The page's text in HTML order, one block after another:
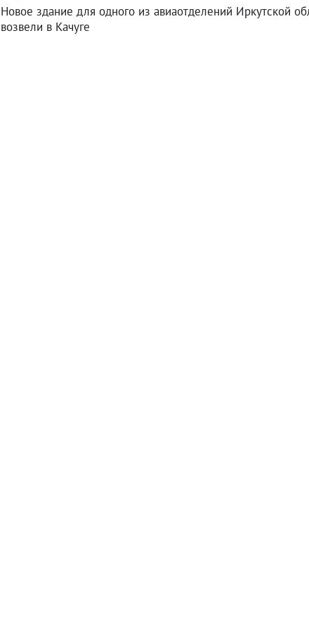
Новое здание для одного из авиаотделений Иркутской
возвели в Качуге